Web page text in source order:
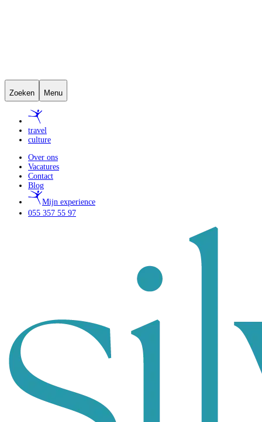
Zoeken Menu
travel
culture
Over ons
Vacatures
Contact
Blog
Mijn experience
055 357 55 97